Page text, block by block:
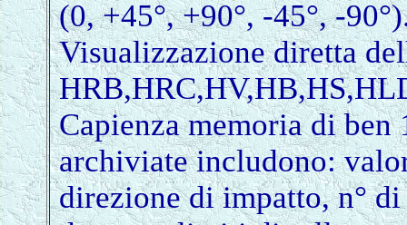
(0, +45°, +90°, -45°, -
Visualizzazione diretta
Capienza memoria di
archiviate includono:
direzione di impatto, n°